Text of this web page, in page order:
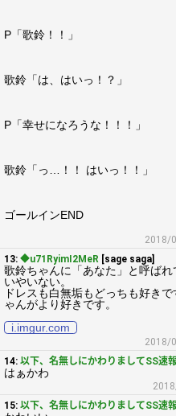
P「歌鈴！！」
歌鈴「は、はいっ！？」
P「幸せになろうな！！！」
歌鈴「っ…！！ はいっ！！」
ゴールインEND
2018/
13: ◆u71RyimI2MeR [sage saga]
歌鈴ちゃんに「あなた」と呼ばれ
いやいない。
ドレスも白無垢もどっちも好き
ゃんがより好きです。
i.imgur.com
2018/
14: 以下、名無しにかわりましてSS速
はぁかわ
15: 以下、名無しにかわりましてSS速